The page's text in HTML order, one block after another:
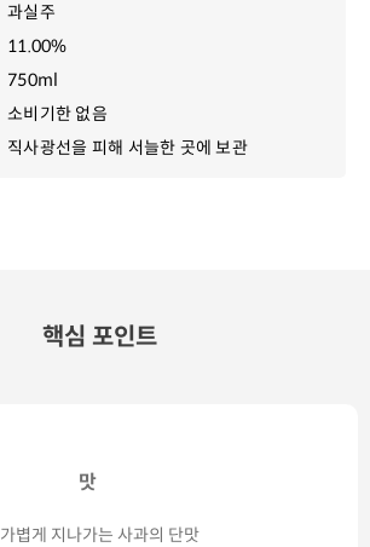
과실주
11.00%
750ml
소비기한 없음
직사광선을 피해 서늘한 곳에 보관
핵심 포인트
맛
가볍게 지나가는 사과의 단맛